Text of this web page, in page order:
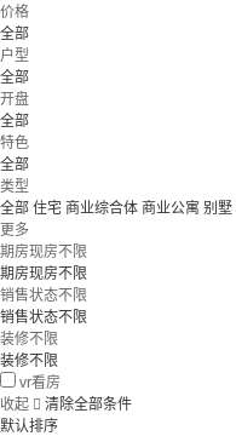
价格
全部
户型
全部
开盘
全部
特色
全部
类型
全部 住宅 商业综合体 商业公寓 别墅
更多
期房现房不限
期房现房不限
销售状态不限
销售状态不限
装修不限
装修不限
vr看房
收起  清除全部条件
默认排序